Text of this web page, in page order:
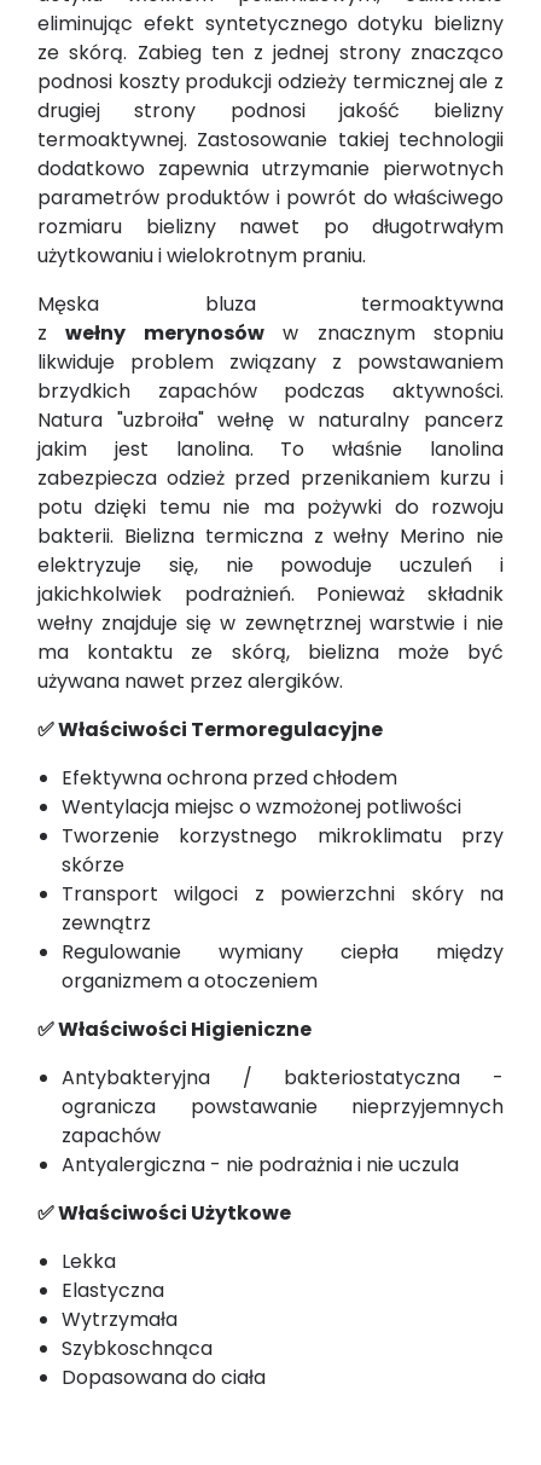
eliminując efekt syntetycznego dotyku bielizny
ze skórą. Zabieg ten z jednej strony znacząco
podnosi koszty produkcji odzieży termicznej ale z
drugiej strony podnosi jakość bielizny
termoaktywnej. Zastosowanie takiej technologii
dodatkowo zapewnia utrzymanie pierwotnych
parametrów produktów i powrót do właściwego
rozmiaru bielizny nawet po długotrwałym
użytkowaniu i wielokrotnym praniu.
Męska bluza termoaktywna
zwełny merynosóww znacznym stopniu
likwiduje problem związany z powstawaniem
brzydkich zapachów podczas aktywności.
Natura "uzbroiła" wełnę w naturalny pancerz
jakim jest lanolina. To właśnie lanolina
zabezpiecza odzież przed przenikaniem kurzu i
potu dzięki temu nie ma pożywki do rozwoju
bakterii. Bielizna termiczna z wełny Merino nie
elektryzuje się, nie powoduje uczuleń i
jakichkolwiek podrażnień. Ponieważ składnik
wełny znajduje się w zewnętrznej warstwie i nie
ma kontaktu ze skórą, bielizna może być
używana nawet przez alergików.
✅ Właściwości Termoregulacyjne
Efektywna ochrona przed chłodem
Wentylacja miejsc o wzmożonej potliwości
Tworzenie korzystnego mikroklimatu przy
skórze
Transport wilgoci z powierzchni skóry na
zewnątrz
Regulowanie wymiany ciepła między
organizmem a otoczeniem
✅ Właściwości Higieniczne
Antybakteryjna / bakteriostatyczna -
ogranicza powstawanie nieprzyjemnych
zapachów
Antyalergiczna - nie podrażnia i nie uczula
✅ Właściwości Użytkowe
Lekka
Elastyczna
Wytrzymała
Szybkoschnąca
Dopasowana do ciała